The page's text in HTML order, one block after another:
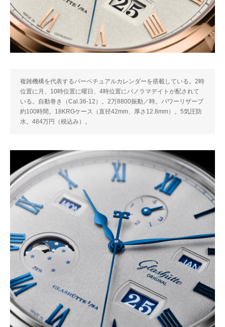
複雑機構を代表するパーペチュアルカレンダーを搭載している。2時
位置に月、10時位置に曜日、4時位置にパノラマデイトが配されて
いる。自動巻き（Cal.36-12）。2万8800振動／時。パワーリザーブ
約100時間。18KRGケース（直径42mm、厚さ12.8mm）。5気圧防
水。484万円（税込み）。